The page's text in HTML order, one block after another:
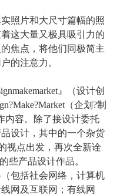
照片和大尺寸篇幅的照
这大量又极具吸引力的
焦点，将他们同极简主
的注意力。
』（设计创
（企划?制
内容。除了接设计委托
设计，其中的一个杂货
视点出发，再次全新诠
些产品设计作品。
包括社会网络，计算机
网及互联网；有线网